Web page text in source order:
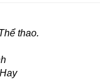
thao.